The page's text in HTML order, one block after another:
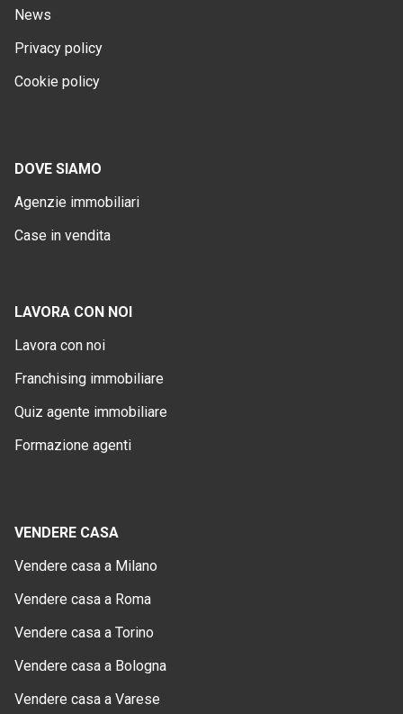
News
Privacy policy
Cookie policy
DOVE SIAMO
Agenzie immobiliari
Case in vendita
LAVORA CON NOI
Lavora con noi
Franchising immobiliare
Quiz agente immobiliare
Formazione agenti
VENDERE CASA
Vendere casa a Milano
Vendere casa a Roma
Vendere casa a Torino
Vendere casa a Bologna
Vendere casa a Varese